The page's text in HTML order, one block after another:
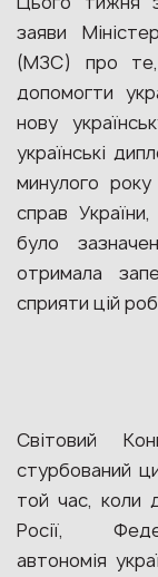
заяви
(МЗС) про
допомогти
нову
українські
минулого
справ
було
отримала
сприяти цій
Світовий
стурбований
той час, коли
Росії,
автономія